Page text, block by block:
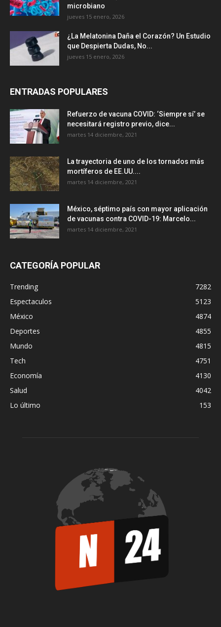
microbiano
jueves 15 enero, 2026
¿La Melatonina Daña el Corazón? Un Estudio
que Despierta Dudas, No...
jueves 15 enero, 2026
ENTRADAS POPULARES
Refuerzo de vacuna COVID: ‘Siempre sí’ se
necesitará registro previo, dice...
martes 14 diciembre, 2021
La trayectoria de uno de los tornados más
mortíferos de EE.UU....
martes 14 diciembre, 2021
México, séptimo país con mayor aplicación
de vacunas contra COVID-19: Marcelo...
martes 14 diciembre, 2021
CATEGORÍA POPULAR
Trending
7282
Espectaculos
5123
México
4874
Deportes
4855
Mundo
4815
Tech
4751
Economía
4130
Salud
4042
Lo último
153